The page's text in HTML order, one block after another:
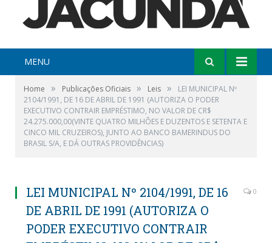
MENU
Home » Publicações Oficiais » Leis »
LEI MUNICIPAL Nº
2104/1991, DE 16 DE ABRIL DE 1991 (AUTORIZA O PODER
EXECUTIVO CONTRAIR EMPRÉSTIMO, NO VALOR DE CR$
24.275.000,00(VINTE QUATRO MILHÕES E DUZENTOS E SETENTA E
CINCO MIL CRUZEIROS), JUNTO AO BANCO BAMERINDUS DO
BRASIL S/A, E DÁ OUTRAS PROVIDÊNCIAS)
LEI MUNICIPAL Nº 2104/1991, DE 16
DE ABRIL DE 1991 (AUTORIZA O
PODER EXECUTIVO CONTRAIR
0